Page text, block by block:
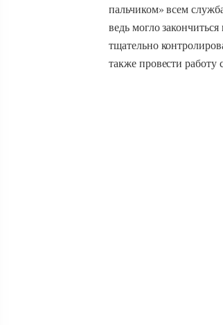
пальчиком» всем
ведь могло
тщательно
также провести